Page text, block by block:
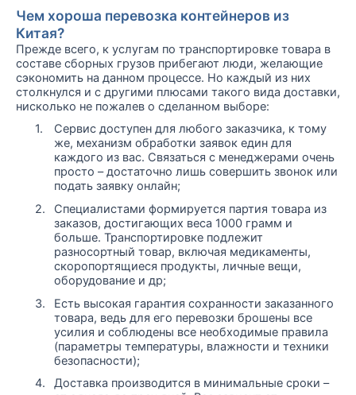
Чем хороша перевозка контейнеров из
Китая?
Прежде всего, к услугам по транспортировке товара в
составе сборных грузов прибегают люди, желающие
сэкономить на данном процессе. Но каждый из них
столкнулся и с другими плюсами такого вида доставки,
нисколько не пожалев о сделанном выборе:
1.
Сервис доступен для любого заказчика, к тому
же, механизм обработки заявок един для
каждого из вас. Связаться с менеджерами очень
просто – достаточно лишь совершить звонок или
подать заявку онлайн;
2.
Специалистами формируется партия товара из
заказов, достигающих веса 1000 грамм и
больше. Транспортировке подлежит
разносортный товар, включая медикаменты,
скоропортящиеся продукты, личные вещи,
оборудование и др;
3.
Есть высокая гарантия сохранности заказанного
товара, ведь для его перевозки брошены все
усилия и соблюдены все необходимые правила
(параметры температуры, влажности и техники
безопасности);
4.
Доставка производится в минимальные сроки –